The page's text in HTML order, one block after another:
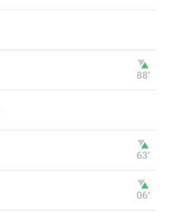
88‎’‎
63‎’‎
06‎’‎